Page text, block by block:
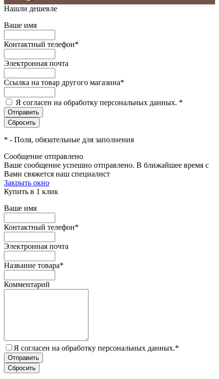
Нашли дешевле
Ваше имя
Контактный телефон*
Электронная почта
Ссылка на товар другого магазина*
Я согласен на обработку персональных данных. *
* - Поля, обязательные для заполнения
Сообщение отправлено
Ваше сообщение успешно отправлено. В ближайшее время с
Вами свяжется наш специалист
Закрыть окно
Купить в 1 клик
Ваше имя
Контактный телефон*
Электронная почта
Название товара*
Комментарий
Я согласен на обработку персональных данных.*